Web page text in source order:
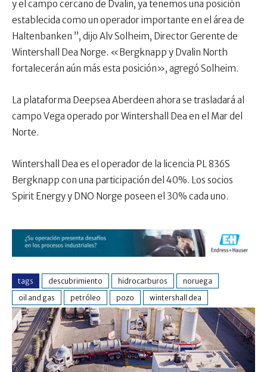
y el campo cercano de Dvalin, ya tenemos una posición
establecida como un operador importante en el área de
Haltenbanken ”, dijo Alv Solheim, Director Gerente de
Wintershall Dea Norge. «Bergknapp y Dvalin North
fortalecerán aún más esta posición», agregó Solheim.
La plataforma Deepsea Aberdeen ahora se trasladará al
campo Vega operado por Wintershall Dea en el Mar del
Norte.
Wintershall Dea es el operador de la licencia PL 836S
Bergknapp con una participación del 40%. Los socios
Spirit Energy y DNO Norge poseen el 30% cada uno.
tags descubrimiento hidrocarburos
noruega
oil and gas
petróleo pozo wintershall dea